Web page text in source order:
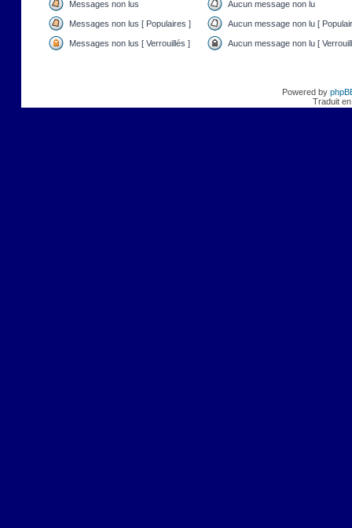
Messages non lus Aucun message non lu
Messages non lus [ Populaires ] Aucun message non lu [
Messages non lus [ Verrouillés ] Aucun message non lu [
Powered by
Traduit